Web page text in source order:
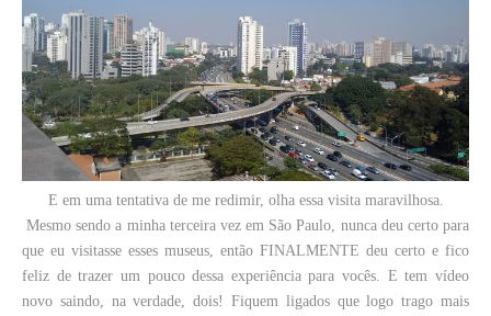
E em uma tentativa de me redimir, olha essa visita maravilhosa.
Mesmo sendo a minha terceira vez em São Paulo, nunca deu certo para
que eu visitasse esses museus, então FINALMENTE deu certo e fico
feliz de trazer um pouco dessa experiência para vocês. E tem vídeo
novo saindo, na verdade, dois! Fiquem ligados que logo trago mais